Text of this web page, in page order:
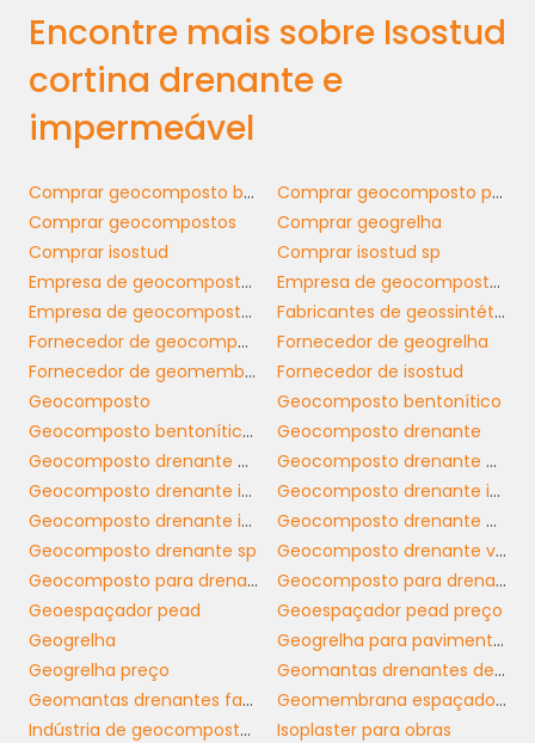
a dia em canteiros de obras.
APLICAÇÕES
ESTRATÉGICAS DA
CORTINA DRENANTE E
IMPERMEÁVEL
AIsostud cortina drenante e
impermeável
pode ser utilizada em uma
variedade de aplicações, incluindo muros de
contenção, sistemas de drenagem em túneis
e barragens, e como barreira contra água em
fundações. Essas aplicações tornam o
produto essencial para engenheiros e
arquitetos que buscam garantir a integridade
de suas obras.
Com a capacidade de adaptação a
diferentes ambientes, aIsostud cortina
drenante e impermeávelé ideal para
projetos tanto em áreas urbanas quanto
rurais. Sua implementação não se limita
apenas a novas construções; ela também
pode ser utilizada em obras de recuperação e
reforma, provendo uma solução eficaz para
Encontre mais sobre Isostud
cortina drenante e
impermeável
Comprar geocomposto bentonítico
Comprar geocomposto para drenagem
Comprar geocompostos
Comprar geogrelha
Comprar isostud
Comprar isostud sp
Empresa de geocomposto bentonítico
Empresa de geocomposto drenante
Empresa de geocomposto para drenagem
Fabricantes de geossintéticos
Fornecedor de geocomposto para drenagem
Fornecedor de geogrelha
Fornecedor de geomembrana espaçadora
Fornecedor de isostud
Geocomposto
Geocomposto bentonítico
Geocomposto bentonítico sp
Geocomposto drenante
Geocomposto drenante horizontal
Geocomposto drenante horizontal sp
Geocomposto drenante isostud
Geocomposto drenante isostud preço
Geocomposto drenante isostud sp
Geocomposto drenante preço
Geocomposto drenante sp
Geocomposto drenante vertical
Geocomposto para drenagem
Geocomposto para drenagem sp
Geoespaçador pead
Geoespaçador pead preço
Geogrelha
Geogrelha para pavimentação
Geogrelha preço
Geomantas drenantes de isostud
Geomantas drenantes fabricante
Geomembrana espaçadora
Indústria de geocomposto bentonítico
Isoplaster para obras